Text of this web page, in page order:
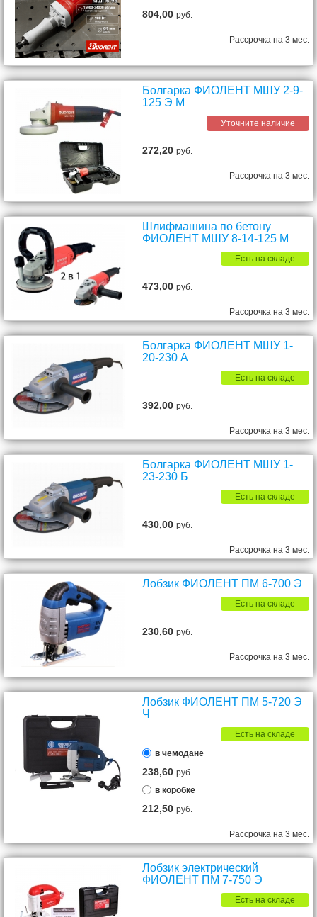
804,00руб.
Рассрочка на 3 мес.
Болгарка ФИОЛЕНТ МШУ 2-9-
125 Э М
Уточните наличие
272,20руб.
Рассрочка на 3 мес.
Шлифмашина по бетону
ФИОЛЕНТ МШУ 8-14-125 М
Есть на складе
473,00руб.
Рассрочка на 3 мес.
Болгарка ФИОЛЕНТ МШУ 1-
20-230 А
Есть на складе
392,00руб.
Рассрочка на 3 мес.
Болгарка ФИОЛЕНТ МШУ 1-
23-230 Б
Есть на складе
430,00руб.
Рассрочка на 3 мес.
Лобзик ФИОЛЕНТ ПМ 6-700 Э
Есть на складе
230,60руб.
Рассрочка на 3 мес.
Лобзик ФИОЛЕНТ ПМ 5-720 Э
Ч
Есть на складе
в чемодане
238,60руб.
в коробке
212,50руб.
Рассрочка на 3 мес.
Лобзик электрический
ФИОЛЕНТ ПМ 7-750 Э
Есть на складе